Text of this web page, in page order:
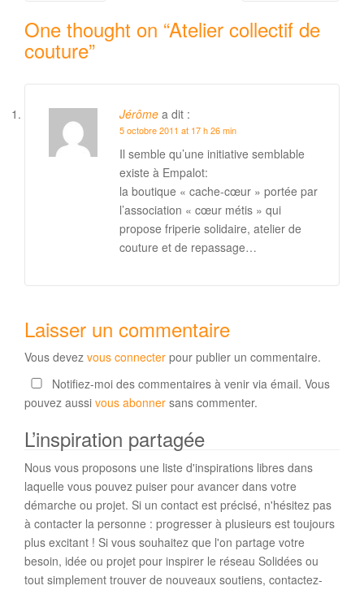
One thought on “Atelier collectif de
couture”
Jérôme a dit :
5 octobre 2011 at 17 h 26 min
Il semble qu’une initiative semblable
existe à Empalot:
la boutique « cache-cœur » portée par
l’association « cœur métis » qui
propose friperie solidaire, atelier de
couture et de repassage…
Laisser un commentaire
Vous devez vous connecter pour publier un commentaire.
Notifiez-moi des commentaires à venir via émail. Vous
pouvez aussi vous abonner sans commenter.
L’inspiration partagée
Nous vous proposons une liste d'inspirations libres dans
laquelle vous pouvez puiser pour avancer dans votre
démarche ou projet. Si un contact est précisé, n'hésitez pas
à contacter la personne : progresser à plusieurs est toujours
plus excitant ! Si vous souhaitez que l'on partage votre
besoin, idée ou projet pour inspirer le réseau Solidées ou
tout simplement trouver de nouveaux soutiens, contactez-